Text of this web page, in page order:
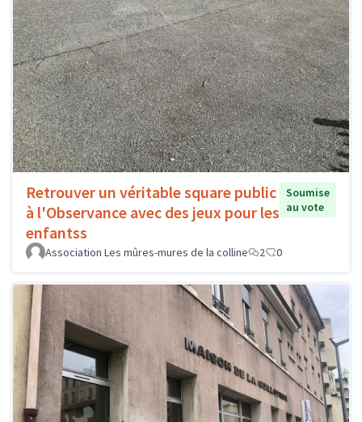
Retrouver un véritable square public
à l'Observance avec des jeux pour les
enfantss
Soumise
au vote
Association Les mûres-mures de la colline 2 0